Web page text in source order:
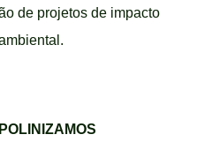
de projetos de impacto